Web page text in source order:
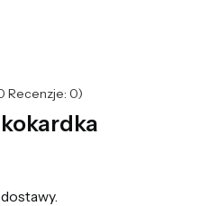
Recenzje: 0)